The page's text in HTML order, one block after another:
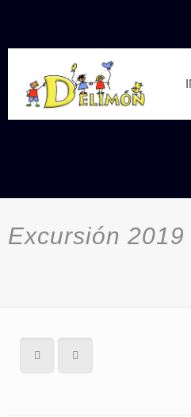
Excursión